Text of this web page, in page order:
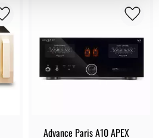
Lägg till i favoriter
Advance Paris A10 APEX
Lägg